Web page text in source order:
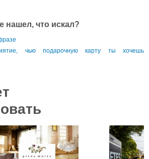
нашел, что искал?
чью подарочную карту ты хочешь